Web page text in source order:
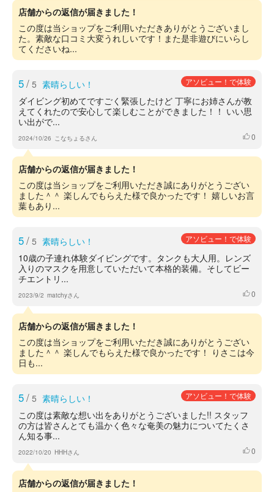
店舗からの返信が届きました！
この度は当ショップをご利用いただきありがとうございまし
た。素敵な口コミ大変うれしいです！また是非遊びにいらし
てくださいね...
5/ 5 素晴らしい！ アソビュー！で体験
ダイビング初めてですごく緊張したけど 丁寧にお姉さんが教
えてくれたので安心して楽しむことができました！！ いい思
い出がで...
2024/10/26 こなちょるさん いいね
0
店舗からの返信が届きました！
この度は当ショップをご利用いただき誠にありがとうござい
ました＾＾ 楽しんでもらえた様で良かったです！ 嬉しいお言
葉もあり...
5/ 5 素晴らしい！ アソビュー！で体験
10歳の子連れ体験ダイビングです。タンクも大人用。レンズ
入りのマスクを用意していただいて本格的装備。そしてビー
チエントリ...
2023/9/2 matchyさん いいね
0
店舗からの返信が届きました！
この度は当ショップをご利用いただき誠にありがとうござい
ました＾＾ 楽しんでもらえた様で良かったです！ りさこは今
日も...
5/ 5 素晴らしい！ アソビュー！で体験
この度は素敵な想い出をありがとうございました!! スタッフ
の方は皆さんとても温かく色々な奄美の魅力についてたくさ
ん知る事...
2022/10/20 HHHさん いいね
0
店舗からの返信が届きました！